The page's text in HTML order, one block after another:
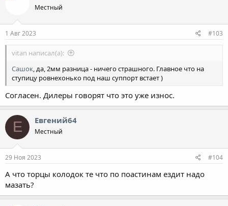
Местный
1 Авг 2023 #103
vitan написал(а):
Сашок, да, 2мм разница - ничего страшного. Главное что на
ступицу ровнехонько под наш суппорт встает )
Согласен. Дилеры говорят что это уже износ.
Е Евгений64
Местный
29 Ноя 2023 #104
А что торцы колодок те что по поастинам ездит надо
мазать?